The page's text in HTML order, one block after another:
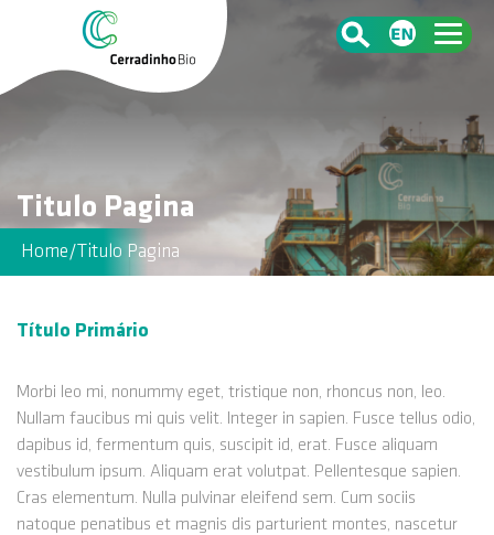
Titulo Pagina
Home/Titulo Pagina
Título Primário
Morbi leo mi, nonummy eget, tristique non, rhoncus non, leo.
Nullam faucibus mi quis velit. Integer in sapien. Fusce tellus odio,
dapibus id, fermentum quis, suscipit id, erat. Fusce aliquam
vestibulum ipsum. Aliquam erat volutpat. Pellentesque sapien.
Cras elementum. Nulla pulvinar eleifend sem. Cum sociis
natoque penatibus et magnis dis parturient montes, nascetur